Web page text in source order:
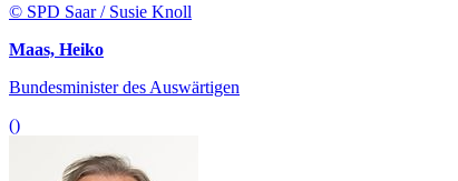
© SPD Saar / Susie Knoll
Maas, Heiko
Bundesminister des Auswärtigen
()